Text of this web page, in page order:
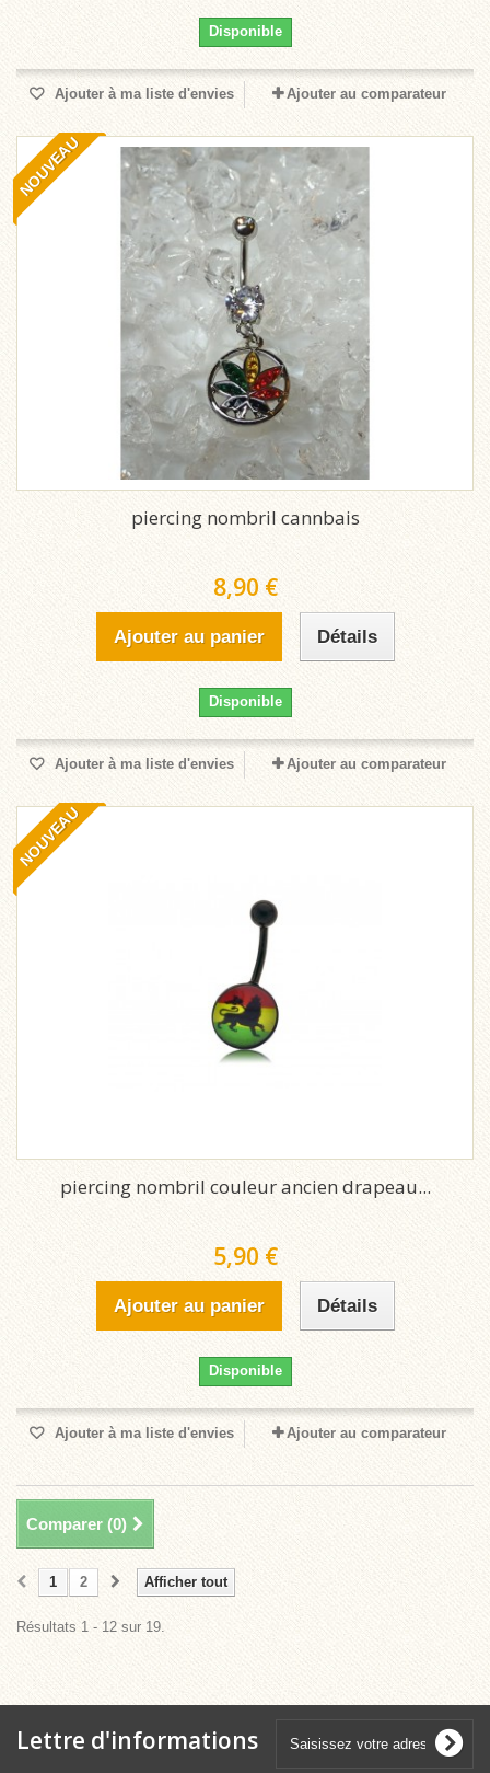
Disponible
Ajouter à ma liste d'envies Ajouter au comparateur
NOUVEAU
piercing nombril cannbais
8,90 €
Ajouter au panier Détails
Disponible
Ajouter à ma liste d'envies Ajouter au comparateur
NOUVEAU
piercing nombril couleur ancien drapeau...
5,90 €
Ajouter au panier Détails
Disponible
Ajouter à ma liste d'envies Ajouter au comparateur
Comparer (0)
Afficher tout
1 2
Résultats 1 - 12 sur 19.
Lettre d'informations